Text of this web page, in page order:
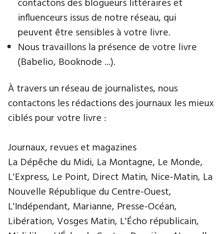
contactons des blogueurs littéraires et
influenceurs issus de notre réseau, qui
peuvent être sensibles à votre livre.
Nous travaillons la présence de votre livre
(Babelio, Booknode ...).
À travers un réseau de journalistes, nous
contactons les rédactions des journaux les mieux
ciblés pour votre livre :
Journaux, revues et magazines
La Dépêche du Midi, La Montagne, Le Monde,
L'Express, Le Point, Direct Matin, Nice-Matin, La
Nouvelle République du Centre-Ouest,
L'Indépendant, Marianne, Presse-Océan,
Libération, Vosges Matin, L'Écho républicain,